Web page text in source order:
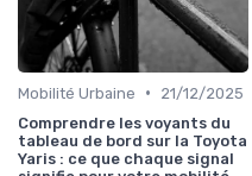
Mobilité Urbaine •
21/12/2025
Comprendre les voyants du
tableau de bord sur la Toyota
Yaris : ce que chaque signal